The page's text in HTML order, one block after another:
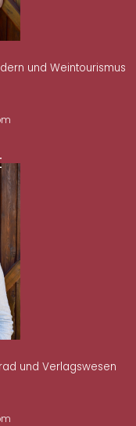
und Weintourismus
und Verlagswesen